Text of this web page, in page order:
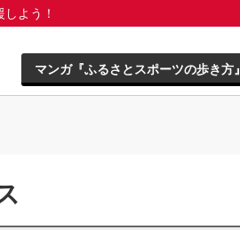
よう！
マンガ『ふるさとスポーツの歩き方』